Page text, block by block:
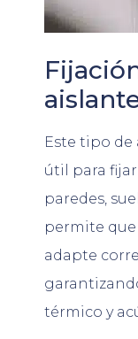
Este tipo
útil para
paredes,
permite
adapte
térmico y